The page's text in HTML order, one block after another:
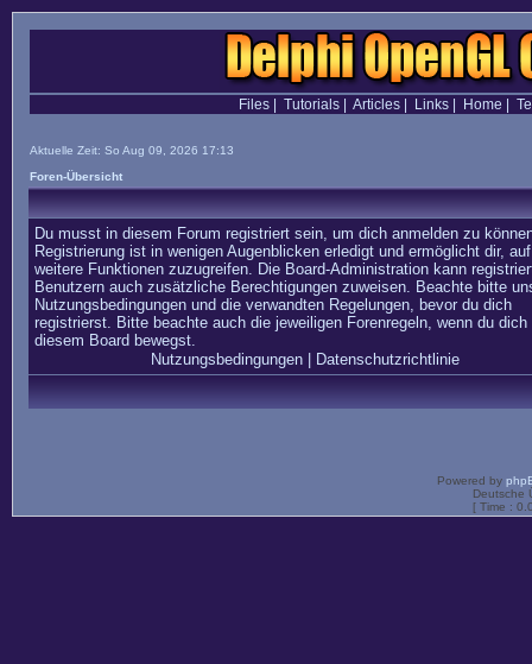
Files| Tutorials| Articles| Links| Home
Aktuelle Zeit: So Aug 09, 2026 17:13
Foren-Übersicht
Du musst in diesem Forum registriert sein, um dich anmelden zu
Registrierung ist in wenigen Augenblicken erledigt und ermöglicht dir, auf
weitere Funktionen zuzugreifen. Die Board-Administration kann
Benutzern auch zusätzliche Berechtigungen zuweisen. Beachte bitte
Nutzungsbedingungen und die verwandten Regelungen, bevor du dich
registrierst. Bitte beachte auch die jeweiligen Forenregeln, wenn du dich
diesem Board bewegst.
Nutzungsbedingungen| Datenschutzrichtlinie
Powered by
Deutsche
[ Time :